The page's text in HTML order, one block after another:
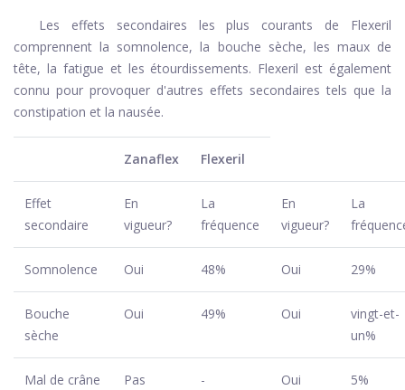
Les effets secondaires les plus courants de Flexeril
comprennent la somnolence, la bouche sèche, les maux de
tête, la fatigue et les étourdissements. Flexeril est également
connu pour provoquer d'autres effets secondaires tels que la
constipation et la nausée.
Zanaflex Flexeril
Effet
secondaire
En
vigueur?
La
fréquence
En
vigueur?
La
Somnolence Oui 48% Oui 29%
Bouche
sèche
Oui 49% Oui
vingt-et-
un%
Mal de crâne Pas - Oui 5%